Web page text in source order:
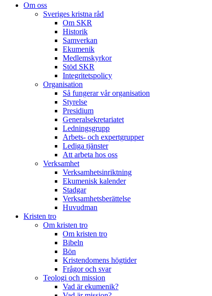
Om oss
Sveriges kristna råd
Om SKR
Historik
Samverkan
Ekumenik
Medlemskyrkor
Stöd SKR
Integritetspolicy
Organisation
Så fungerar vår organisation
Styrelse
Presidium
Generalsekretariatet
Ledningsgrupp
Arbets- och expertgrupper
Lediga tjänster
Att arbeta hos oss
Verksamhet
Verksamhetsinriktning
Ekumenisk kalender
Stadgar
Verksamhetsberättelse
Huvudman
Kristen tro
Om kristen tro
Om kristen tro
Bibeln
Bön
Kristendomens högtider
Frågor och svar
Teologi och mission
Vad är ekumenik?